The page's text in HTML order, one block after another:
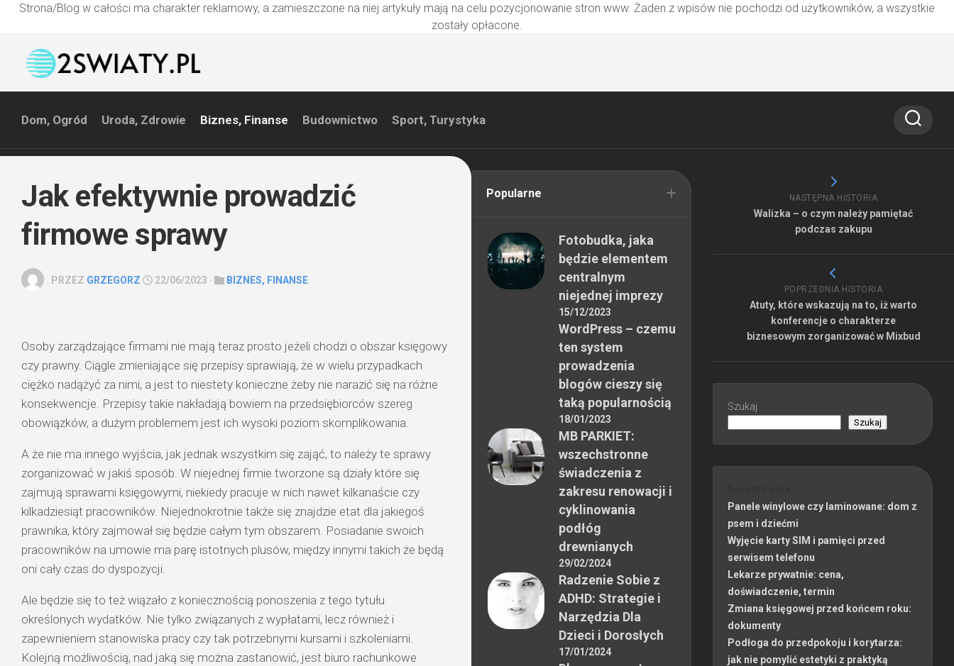
Strona/Blog w całości ma charakter reklamowy, a zamieszczone na niej artykuły mają na celu pozycjonowanie stron www. Żaden z wpisów nie pochodzi od użytkowników, a wszystkie
zostały opłacone.
Dom, Ogród Uroda, Zdrowie Biznes, Finanse Budownictwo Sport, Turystyka
Jak efektywnie prowadzić
firmowe sprawy
PRZEZ GRZEGORZ 22/06/2023 · BIZNES, FINANSE
Osoby zarządzające firmami nie mają teraz prosto jeżeli chodzi o obszar księgowy
czy prawny. Ciągle zmieniające się przepisy sprawiają, że w wielu przypadkach
ciężko nadążyć za nimi, a jest to niestety konieczne żeby nie narazić się na różne
konsekwencje. Przepisy takie nakładają bowiem na przedsiębiorców szereg
obowiązków, a dużym problemem jest ich wysoki poziom skomplikowania.
A że nie ma innego wyjścia, jak jednak wszystkim się zająć, to należy te sprawy
zorganizować w jakiś sposób. W niejednej firmie tworzone są działy które się
zajmują sprawami księgowymi, niekiedy pracuje w nich nawet kilkanaście czy
kilkadziesiąt pracowników. Niejednokrotnie także się znajdzie etat dla jakiegoś
prawnika, który zajmował się będzie całym tym obszarem. Posiadanie swoich
pracowników na umowie ma parę istotnych plusów, między innymi takich że będą
oni cały czas do dyspozycji.
Ale będzie się to też wiązało z koniecznością ponoszenia z tego tytułu
określonych wydatków. Nie tylko związanych z wypłatami, lecz również i
zapewnieniem stanowiska pracy czy tak potrzebnymi kursami i szkoleniami.
Kolejną możliwością, nad jaką się można zastanowić, jest biuro rachunkowe
NASTĘPNA HISTORIA
Walizka – o czym należy pamiętać
podczas zakupu
POPRZEDNIA HISTORIA
Atuty, które wskazują na to, iż warto
konferencje o charakterze
biznesowym zorganizować w Mixbud
Szukaj
Szukaj
Panele winylowe czy laminowane: dom z
psem i dziećmi
Wyjęcie karty SIM i pamięci przed
serwisem telefonu
Lekarze prywatnie: cena,
doświadczenie, termin
Zmiana księgowej przed końcem roku:
dokumenty
Podłoga do przedpokoju i korytarza:
jak nie pomylić estetyki z praktyką
Popularne
Fotobudka, jaka
będzie elementem
centralnym
niejednej imprezy
15/12/2023
WordPress – czemu
ten system
prowadzenia
blogów cieszy się
taką popularnością
18/01/2023
MB PARKIET:
wszechstronne
świadczenia z
zakresu renowacji i
cyklinowania
podłóg
drewnianych
29/02/2024
Radzenie Sobie z
ADHD: Strategie i
Narzędzia Dla
Dzieci i Dorosłych
17/01/2024